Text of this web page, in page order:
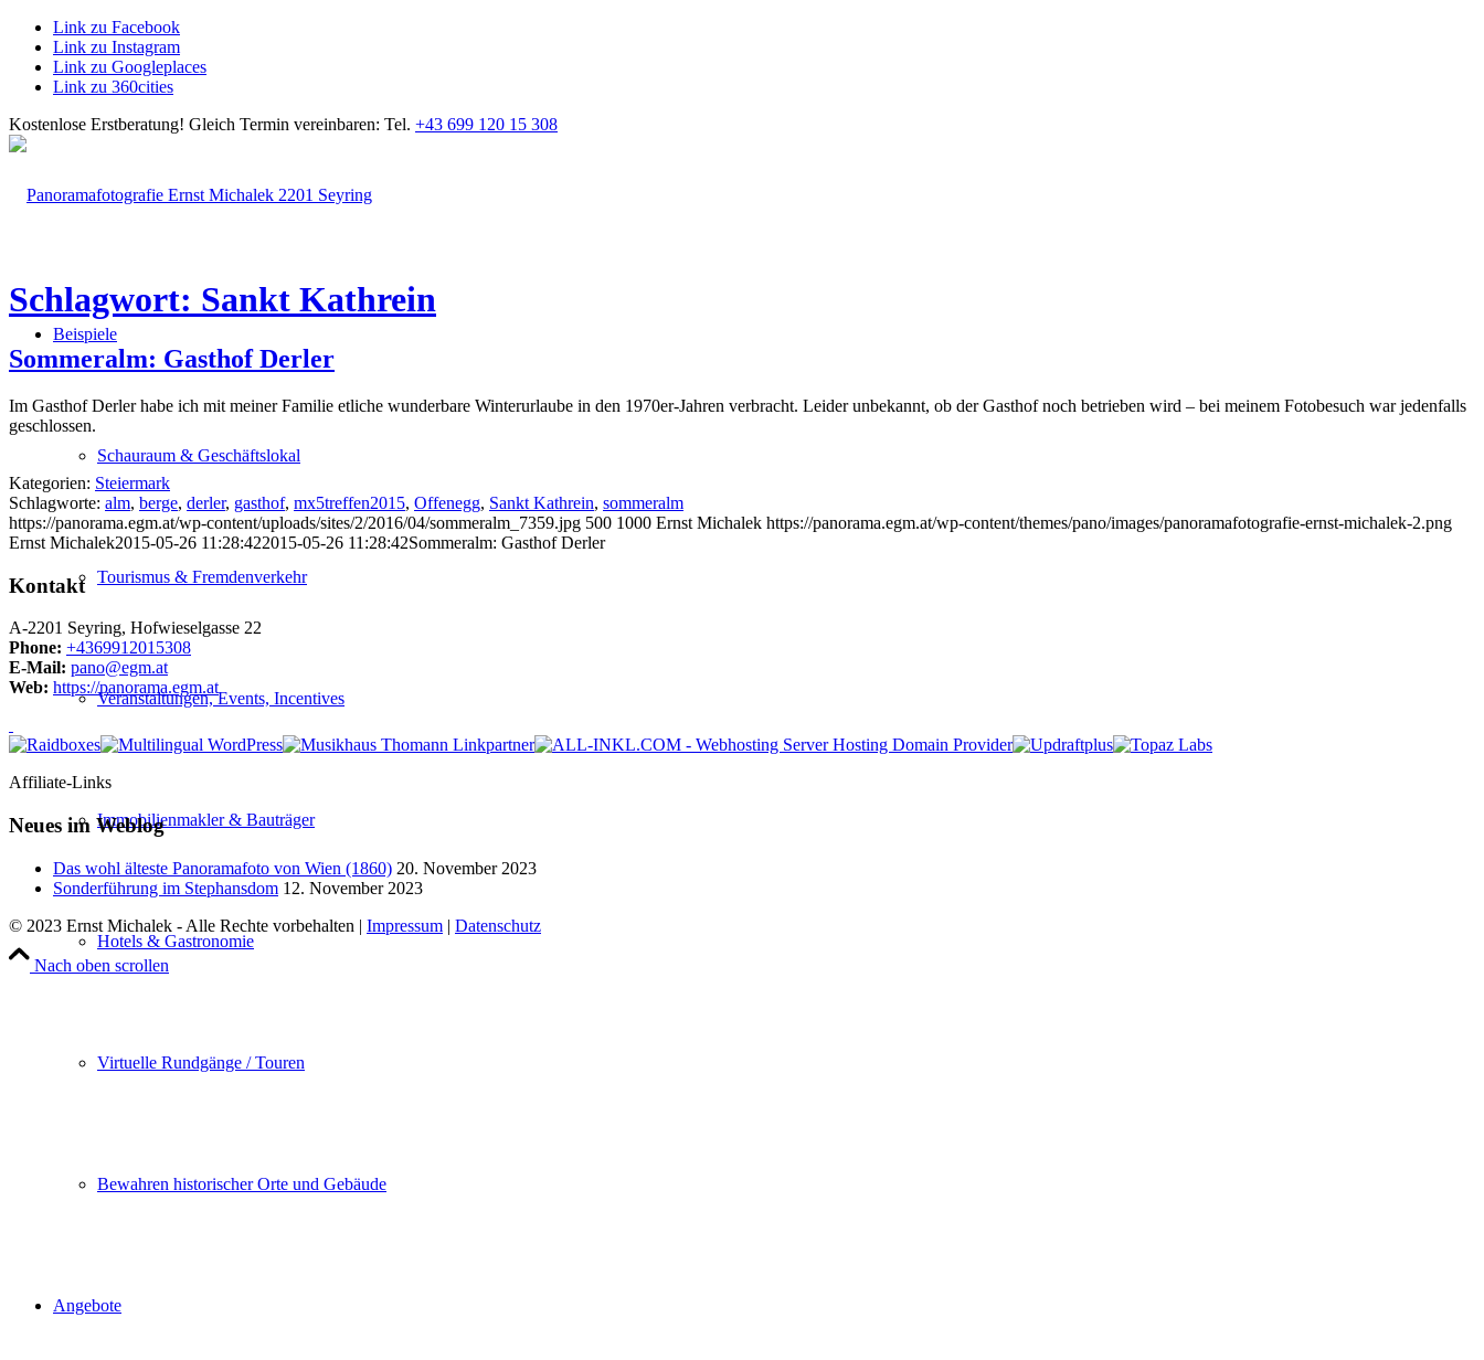
Link zu Facebook
Link zu Instagram
Link zu Googleplaces
Link zu 360cities
Kostenlose Erstberatung! Gleich Termin vereinbaren: Tel. +43 699 120 15 308
Beispiele
Schauraum & Geschäftslokal
Tourismus & Fremdenverkehr
Veranstaltungen, Events, Incentives
Immobilienmakler & Bauträger
Hotels & Gastronomie
Virtuelle Rundgänge / Touren
Bewahren historischer Orte und Gebäude
Angebote
Schlagwort: Sankt Kathrein
Sommeralm: Gasthof Derler
Im Gasthof Derler habe ich mit meiner Familie etliche wunderbare Winterurlaube in den 1970er-Jahren verbracht. Leider unbekannt, ob der Gasthof noch betrieben wird – bei meinem Fotobesuch war jedenfalls
geschlossen.
Kategorien: Steiermark
Schlagworte: alm, berge, derler, gasthof, mx5treffen2015, Offenegg, Sankt Kathrein, sommeralm
https://panorama.egm.at/wp-content/uploads/sites/2/2016/04/sommeralm_7359.jpg 500 1000 Ernst Michalek https://panorama.egm.at/wp-content/themes/pano/images/panoramafotografie-ernst-michalek-2.png
Ernst Michalek2015-05-26 11:28:422015-05-26 11:28:42Sommeralm: Gasthof Derler
Kontakt
A-2201 Seyring, Hofwieselgasse 22
Phone: +4369912015308
E-Mail: pano@egm.at
Web: https://panorama.egm.at
Affiliate-Links
Neues im Weblog
Das wohl älteste Panoramafoto von Wien (1860) 20. November 2023
Sonderführung im Stephansdom 12. November 2023
© 2023 Ernst Michalek - Alle Rechte vorbehalten | Impressum | Datenschutz
Nach oben scrollen